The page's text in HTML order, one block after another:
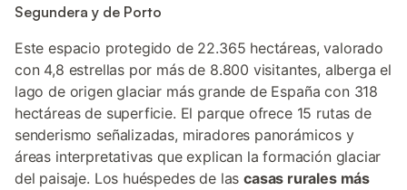
Segundera y de Porto
Este espacio protegido de 22.365 hectáreas, valorado
con 4,8 estrellas por más de 8.800 visitantes, alberga el
lago de origen glaciar más grande de España con 318
hectáreas de superficie. El parque ofrece 15 rutas de
senderismo señalizadas, miradores panorámicos y
áreas interpretativas que explican la formación glaciar
del paisaje. Los huéspedes de lascasas rurales más